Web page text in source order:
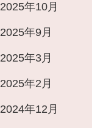
2025年10月
2025年9月
2025年3月
2025年2月
2024年12月